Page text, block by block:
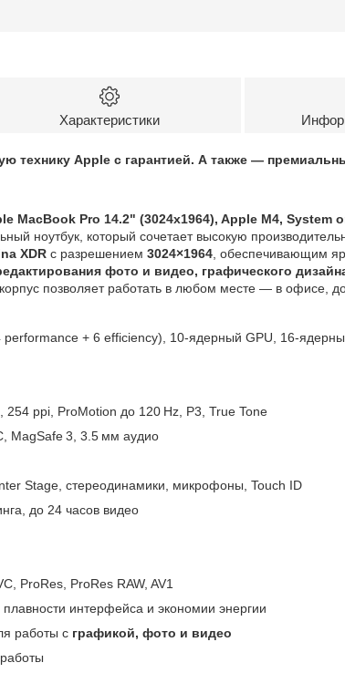
Характеристики
технику Apple с гарантией. А также —
MacBook Pro 14.2" (3024x1964), Apple M4, System
ноутбук, который сочетает высокую
XDR с разрешением 3024×1964 , обеспечивающим
фото и видео, графического
корпус позволяет работать в любом месте — в офисе,
+ 6 efficiency), 10‑ядерный GPU,
ppi, ProMotion до 120 Hz, P3, True Tone
MagSafe 3, 3.5 мм аудио
Stage, стереодинамики, микрофоны, Touch ID
до 24 часов видео
ProRes, ProRes RAW, AV1
плавности интерфейса и экономии энергии
работы с графикой, фото и видео